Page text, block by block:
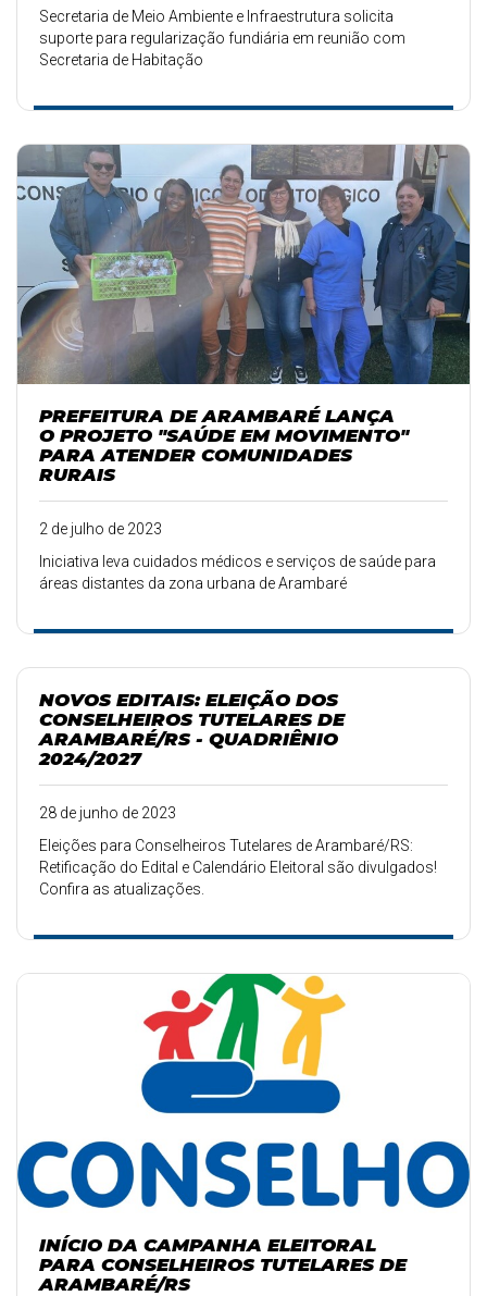
Secretaria de Meio Ambiente e Infraestrutura solicita
suporte para regularização fundiária em reunião com
Secretaria de Habitação
PREFEITURA DE ARAMBARÉ LANÇA
O PROJETO "SAÚDE EM MOVIMENTO"
PARA ATENDER COMUNIDADES
RURAIS
2 de julho de 2023
Iniciativa leva cuidados médicos e serviços de saúde para
áreas distantes da zona urbana de Arambaré
NOVOS EDITAIS: ELEIÇÃO DOS
CONSELHEIROS TUTELARES DE
ARAMBARÉ/RS - QUADRIÊNIO
2024/2027
28 de junho de 2023
Eleições para Conselheiros Tutelares de Arambaré/RS:
Retificação do Edital e Calendário Eleitoral são divulgados!
Confira as atualizações.
INÍCIO DA CAMPANHA ELEITORAL
PARA CONSELHEIROS TUTELARES DE
ARAMBARÉ/RS